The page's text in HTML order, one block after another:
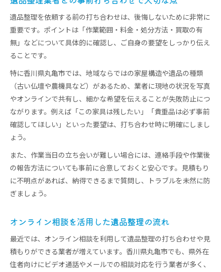
遺品整理を依頼する前の打ち合わせは、後悔しないために非常に
重要です。ポイントは「作業範囲・料金・処分方法・買取の有
無」などについて具体的に確認し、ご自身の要望をしっかり伝え
ることです。
特に香川県丸亀市では、地域ならではの家屋構造や遺品の種類
（古い仏壇や農機具など）があるため、業者に現地の状況を写真
やオンラインで共有し、細かな希望を伝えることが失敗防止につ
ながります。例えば「この家具は残したい」「貴重品は必ず事前
確認してほしい」といった要望は、打ち合わせ時に明確にしまし
ょう。
また、作業当日の立ち会いが難しい場合には、連絡手段や作業後
の報告方法についても事前に合意しておくと安心です。見積もり
に不明点があれば、納得できるまで質問し、トラブルを未然に防
ぎましょう。
オンライン相談を活用した遺品整理の流れ
最近では、オンライン相談を利用して遺品整理の打ち合わせや見
積もりができる業者が増えています。香川県丸亀市でも、県外在
住者向けにビデオ通話やメールでの相談対応を行う業者が多く、